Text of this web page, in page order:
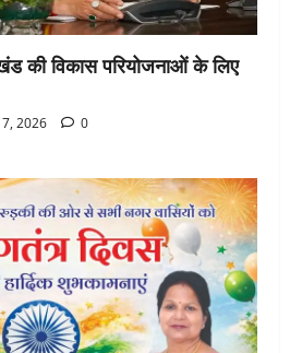
की विकास परियोजनाओं के लिए
2026 0